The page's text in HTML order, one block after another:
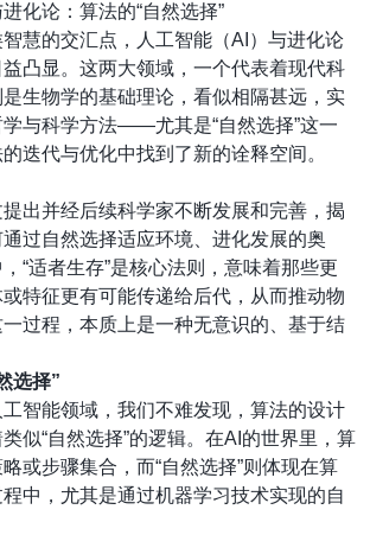
化论：算法的“自然选择”
慧的交汇点，人工智能（AI）与进化论
凸显。这两大领域，一个代表着现代科
生物学的基础理论，看似相隔甚远，实
学与科学方法——尤其是“自然选择”这一
迭代与优化中找到了新的诠释空间。
出并经后续科学家不断发展和完善，揭
过自然选择适应环境、进化发展的奥
“适者生存”是核心法则，意味着那些更
特征更有可能传递给后代，从而推动物
过程，本质上是一种无意识的、基于结
选择”
智能领域，我们不难发现，算法的设计
似“自然选择”的逻辑。在AI的世界里，算
或步骤集合，而“自然选择”则体现在算
中，尤其是通过机器学习技术实现的自